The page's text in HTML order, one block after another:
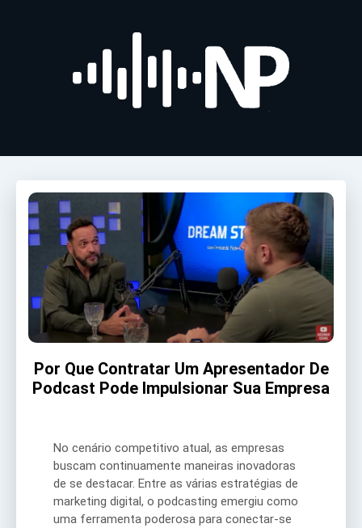
Por Que Contratar Um Apresentador De
Podcast Pode Impulsionar Sua Empresa
No cenário competitivo atual, as empresas
buscam continuamente maneiras inovadoras
de se destacar. Entre as várias estratégias de
marketing digital, o podcasting emergiu como
uma ferramenta poderosa para conectar-se